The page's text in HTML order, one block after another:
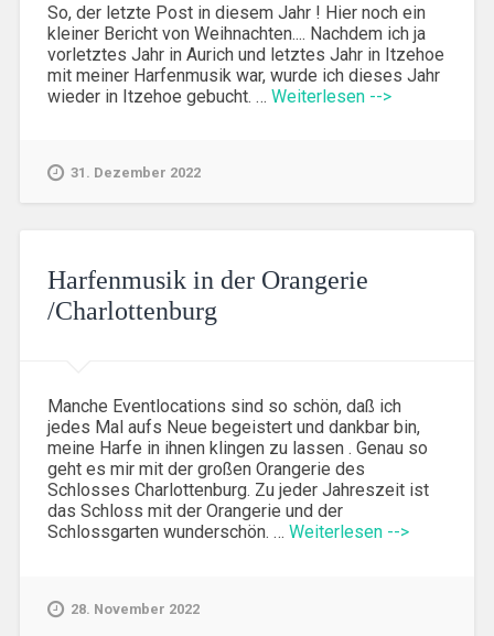
So, der letzte Post in diesem Jahr ! Hier noch ein
kleiner Bericht von Weihnachten.... Nachdem ich ja
vorletztes Jahr in Aurich und letztes Jahr in Itzehoe
mit meiner Harfenmusik war, wurde ich dieses Jahr
wieder in Itzehoe gebucht. … Weiterlesen -->
31. Dezember 2022
Harfenmusik in der Orangerie
/Charlottenburg
Manche Eventlocations sind so schön, daß ich
jedes Mal aufs Neue begeistert und dankbar bin,
meine Harfe in ihnen klingen zu lassen . Genau so
geht es mir mit der großen Orangerie des
Schlosses Charlottenburg. Zu jeder Jahreszeit ist
das Schloss mit der Orangerie und der
Schlossgarten wunderschön. … Weiterlesen -->
28. November 2022